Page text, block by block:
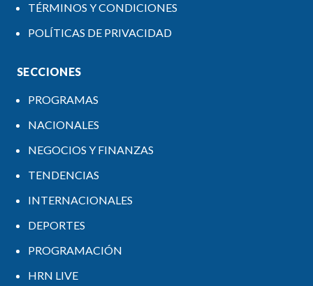
TÉRMINOS Y CONDICIONES
POLÍTICAS DE PRIVACIDAD
SECCIONES
PROGRAMAS
NACIONALES
NEGOCIOS Y FINANZAS
TENDENCIAS
INTERNACIONALES
DEPORTES
PROGRAMACIÓN
HRN LIVE